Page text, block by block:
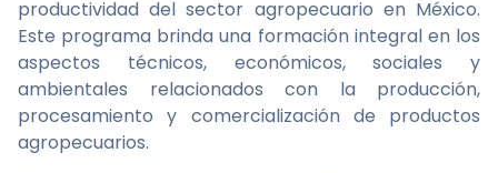
productividad del sector agropecuario en México.
Este programa brinda una formación integral en los
aspectos técnicos, económicos, sociales y
ambientales relacionados con la producción,
procesamiento y comercialización de productos
agropecuarios.